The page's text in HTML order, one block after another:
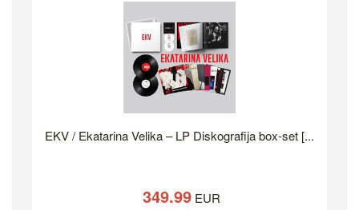
EKV / Ekatarina Velika – LP Diskografija box-set [...
349.99 EUR